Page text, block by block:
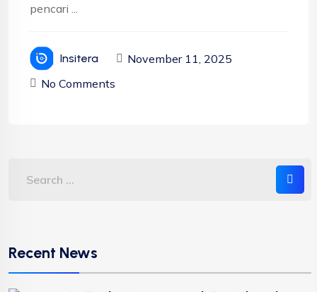
pencari ...
Insitera
November 11, 2025
No Comments
Recent News